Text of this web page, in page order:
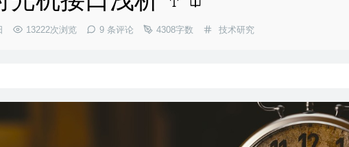
13222次浏览 9 条评论 4308字数
分
技术研究